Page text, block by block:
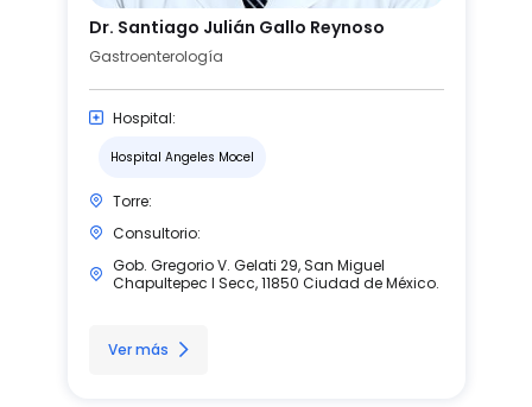
Dr. Santiago Julián Gallo Reynoso
Gastroenterología
Hospital:
Hospital Angeles Mocel
Torre:
Consultorio:
Gob. Gregorio V. Gelati 29, San Miguel
Chapultepec I Secc, 11850 Ciudad de México.
Ver más